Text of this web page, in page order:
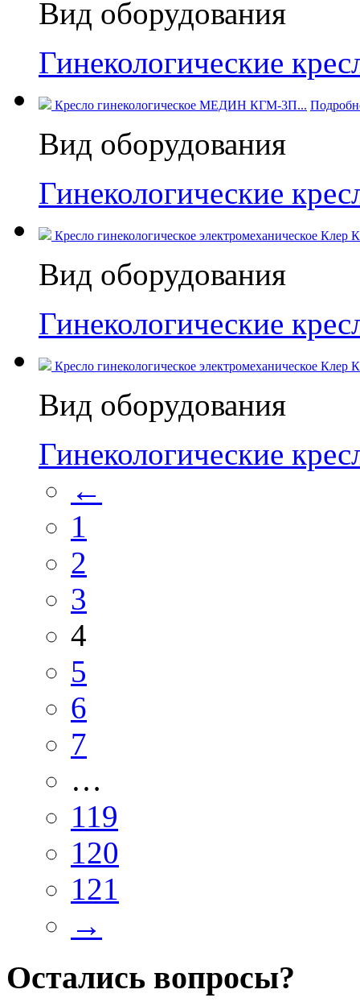
Вид оборудования
Гинекологические
Кресло гинекологическое МЕДИН КГМ-3П...
Вид оборудования
Гинекологические
Кресло гинекологическое электромеханическое
Вид оборудования
Гинекологические
Кресло гинекологическое электромеханическое
Вид оборудования
Гинекологические
←
1
2
3
4
5
6
7
…
119
120
121
→
Остались вопросы?